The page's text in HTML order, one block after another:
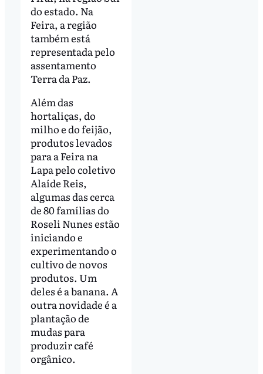
do estado. Na
Feira, a região
também está
representada pelo
assentamento
Terra da Paz.
Além das
hortaliças, do
milho e do feijão,
produtos levados
para a Feira na
Lapa pelo coletivo
Alaíde Reis,
algumas das cerca
de 80 famílias do
Roseli Nunes estão
iniciando e
experimentando o
cultivo de novos
produtos. Um
deles é a banana. A
outra novidade é a
plantação de
mudas para
produzir café
orgânico.